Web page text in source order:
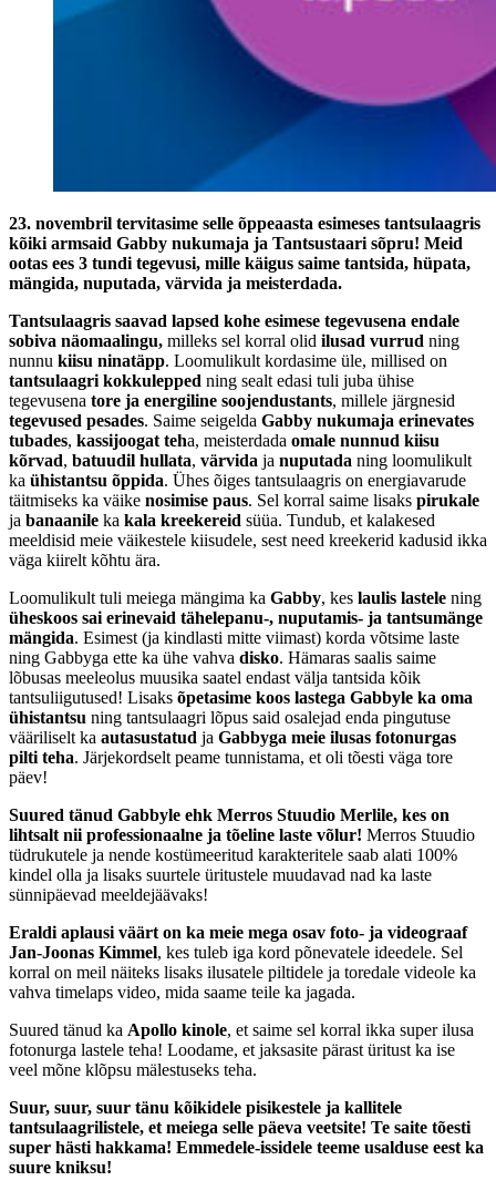
23. novembril tervitasime selle õppeaasta esimeses tantsulaagris
kõiki armsaid Gabby nukumaja ja Tantsustaari sõpru! Meid
ootas ees 3 tundi tegevusi, mille käigus saime tantsida, hüpata,
mängida, nuputada, värvida ja meisterdada.
Tantsulaagris saavad lapsed kohe esimese tegevusena endale
sobiva näomaalingu, milleks sel korral olid ilusad vurrud ning
nunnu kiisu ninatäpp. Loomulikult kordasime üle, millised on
tantsulaagri kokkulepped ning sealt edasi tuli juba ühise
tegevusena tore ja energiline soojendustants, millele järgnesid
tegevused pesades. Saime seigelda Gabby nukumaja erinevates
tubades, kassijoogat teha, meisterdada omale nunnud kiisu
kõrvad, batuudil hullata, värvida ja nuputada ning loomulikult
ka ühistantsu õppida. Ühes õiges tantsulaagris on energiavarude
täitmiseks ka väike nosimise paus. Sel korral saime lisaks pirukale
ja banaanile ka kala kreekereid süüa. Tundub, et kalakesed
meeldisid meie väikestele kiisudele, sest need kreekerid kadusid ikka
väga kiirelt kõhtu ära.
Loomulikult tuli meiega mängima ka Gabby, kes laulis lastele ning
üheskoos sai erinevaid tähelepanu-, nuputamis- ja tantsumänge
mängida. Esimest (ja kindlasti mitte viimast) korda võtsime laste
ning Gabbyga ette ka ühe vahva disko. Hämaras saalis saime
lõbusas meeleolus muusika saatel endast välja tantsida kõik
tantsuliigutused! Lisaks õpetasime koos lastega Gabbyle ka oma
ühistantsu ning tantsulaagri lõpus said osalejad enda pingutuse
vääriliselt ka autasustatud ja Gabbyga meie ilusas fotonurgas
pilti teha. Järjekordselt peame tunnistama, et oli tõesti väga tore
päev!
Suured tänud Gabbyle ehk Merros Stuudio Merlile, kes on
lihtsalt nii professionaalne ja tõeline laste võlur! Merros Stuudio
tüdrukutele ja nende kostümeeritud karakteritele saab alati 100%
kindel olla ja lisaks suurtele üritustele muudavad nad ka laste
sünnipäevad meeldejäävaks!
Eraldi aplausi väärt on ka meie mega osav foto- ja videograaf
Jan-Joonas Kimmel, kes tuleb iga kord põnevatele ideedele. Sel
korral on meil näiteks lisaks ilusatele piltidele ja toredale videole ka
vahva timelaps video, mida saame teile ka jagada.
Suured tänud ka Apollo kinole, et saime sel korral ikka super ilusa
fotonurga lastele teha! Loodame, et jaksasite pärast üritust ka ise
veel mõne klõpsu mälestuseks teha.
Suur, suur, suur tänu kõikidele pisikestele ja kallitele
tantsulaagrilistele, et meiega selle päeva veetsite! Te saite tõesti
super hästi hakkama! Emmedele-issidele teeme usalduse eest ka
suure kniksu!